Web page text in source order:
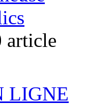
article
LIGNE